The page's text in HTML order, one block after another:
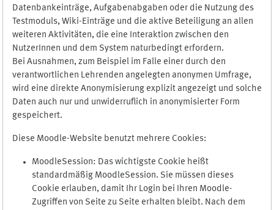
Datenbankeinträge, Aufgabenabgaben oder die Nutzung des
Testmoduls, Wiki-Einträge und die aktive Beteiligung an allen
weiteren Aktivitäten, die eine Interaktion zwischen den
NutzerInnen und dem System naturbedingt erfordern.
Bei Ausnahmen, zum Beispiel im Falle einer durch den
verantwortlichen Lehrenden angelegten anonymen Umfrage,
wird eine direkte Anonymisierung explizit angezeigt und solche
Daten auch nur und unwiderruflich in anonymisierter Form
gespeichert.
Diese Moodle-Website benutzt mehrere Cookies:
MoodleSession: Das wichtigste Cookie heißt
standardmäßig MoodleSession. Sie müssen dieses
Cookie erlauben, damit Ihr Login bei Ihren Moodle-
Zugriffen von Seite zu Seite erhalten bleibt. Nach dem